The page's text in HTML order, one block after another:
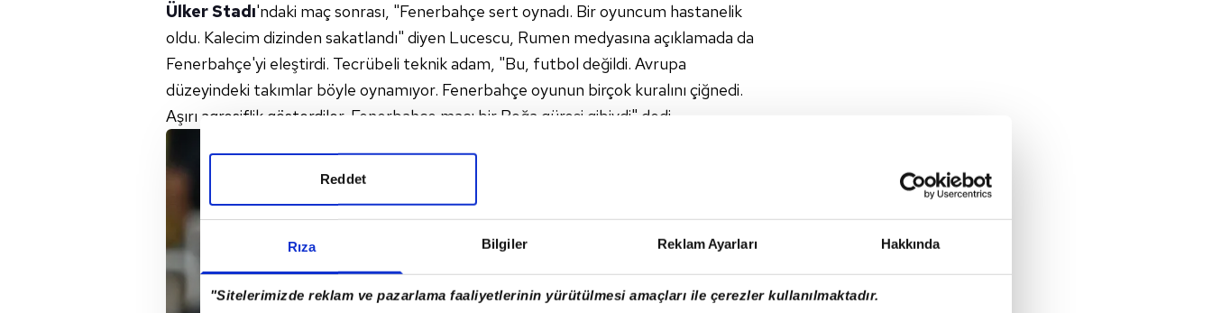
Rıza Bilgiler Reklam Ayarları Hakkında
"Sitelerimizde reklam ve pazarlama faaliyetlerinin yürütülmesi amaçları ile çerezler kullanılmaktadır.
Reddet
Ülker Stadı'ndaki maç sonrası, "Fenerbahçe sert oynadı. Bir oyuncum hastanelik
oldu. Kalecim dizinden sakatlandı" diyen Lucescu, Rumen medyasına açıklamada da
Fenerbahçe'yi eleştirdi. Tecrübeli teknik adam, "Bu, futbol değildi. Avrupa
düzeyindeki takımlar böyle oynamıyor. Fenerbahçe oyunun birçok kuralını çiğnedi.
Aşırı agresiflik gösterdiler. Fenerbahçe maçı bir Boğa güreşi gibiydi" dedi.